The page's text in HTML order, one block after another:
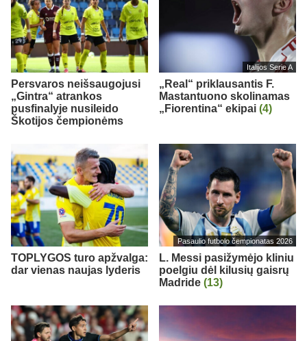
Persvaros neišsaugojusi
„Gintra“ atrankos
pusfinalyje nusileido
Škotijos čempionėms
Italijos Serie A
„Real“ priklausantis F.
Mastantuono skolinamas
„Fiorentina“ ekipai (4)
TOPLYGOS turo apžvalga:
dar vienas naujas lyderis
Pasaulio futbolo čempionatas 2026
L. Messi pasižymėjo kliniu
poelgiu dėl kilusių gaisrų
Madride (13)